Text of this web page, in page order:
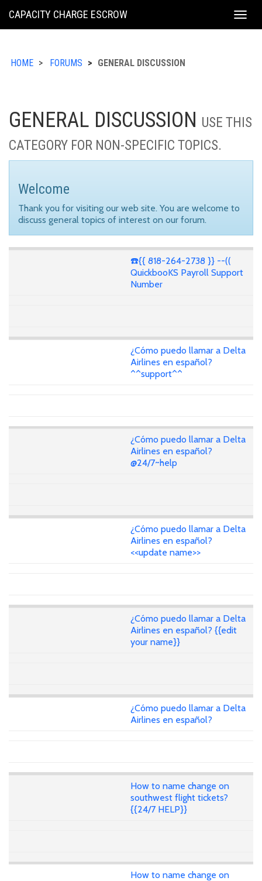
KING
CAPACITY CHARGE ESCROW
HOME FORUMS GENERAL DISCUSSION
GENERAL DISCUSSION USE THIS
CATEGORY FOR NON-SPECIFIC TOPICS.
Welcome
Thank you for visiting our web site. You are welcome to
discuss general topics of interest on our forum.
☎️{{ 818-264-2738 }} --((
QuickbooKS Payroll Support
Number
¿Cómo puedo llamar a Delta
Airlines en español?
^^support^^
¿Cómo puedo llamar a Delta
Airlines en español?
@24/7~help
¿Cómo puedo llamar a Delta
Airlines en español?
<<update name>>
¿Cómo puedo llamar a Delta
Airlines en español? {{edit
your name}}
¿Cómo puedo llamar a Delta
Airlines en español?
How to name change on
southwest flight tickets?
{{24/7 HELP}}
How to name change on